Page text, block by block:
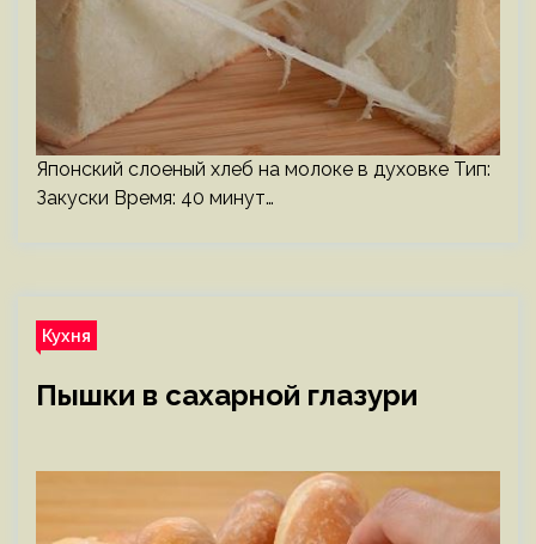
Японский слоеный хлеб на молоке в духовке Тип:
Закуски Время: 40 минут…
Кухня
Пышки в сахарной глазури